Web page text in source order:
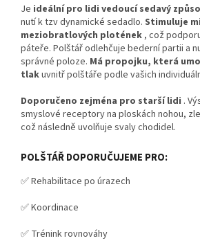
Je ideální pro lidi vedoucí sedavý
nutí k tzv dynamické sedadlo. Stimuluje
meziobratlových plotének, což
páteře. Polštář odlehčuje bederní partii a
správné poloze. Má propojku, která
tlakuvnitř polštáře podle vašich
Doporučeno zejména pro starší lidi .
smyslové receptory na ploskách nohou,
což následně uvolňuje svaly chodidel.
POLŠTÁŘ DOPORUČUJEME PRO:
✅ Rehabilitace po úrazech
✅ Koordinace
✅ Trénink rovnováhy